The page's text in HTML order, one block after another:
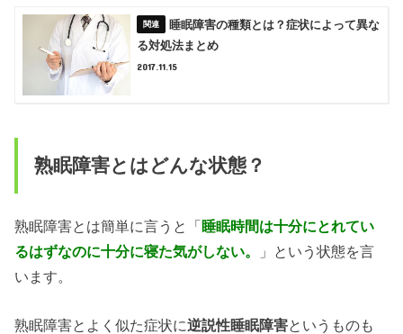
睡眠障害の種類とは？症状によって異な
る対処法まとめ
2017.11.15
熟眠障害とはどんな状態？
熟眠障害とは簡単に言うと「睡眠時間は十分にとれてい
るはずなのに十分に寝た気がしない。
」という状態を言
います。
熟眠障害とよく似た症状に逆説性睡眠障害というものも